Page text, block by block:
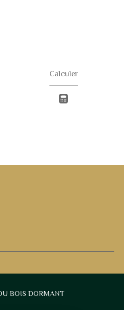
Calculer
BOIS DORMANT